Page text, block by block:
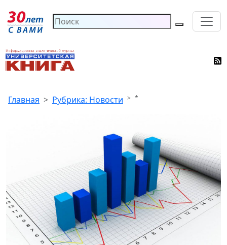
Главная Рубрика: Новости *